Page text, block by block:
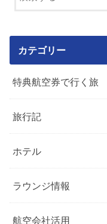
カテゴリー
特典航空券で行く旅
旅行記
ホテル
ラウンジ情報
航空会社活用